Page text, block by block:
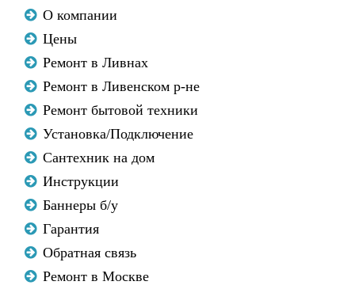
О компании
Цены
Ремонт в Ливнах
Ремонт в Ливенском р-не
Ремонт бытовой техники
Установка/Подключение
Сантехник на дом
Инструкции
Баннеры б/у
Гарантия
Обратная связь
Ремонт в Москве